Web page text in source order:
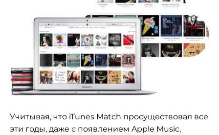
Учитывая, что iTunes Match просуществовал все
эти годы, даже с появлением Apple Music,